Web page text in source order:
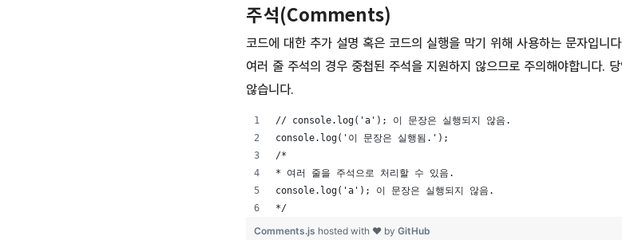
주석(Comments)
코드에 대한 추가 설명 혹은 코드의 실행을 막기 위해 사용하는 문자입니
여러 줄 주석의 경우 중첩된 주석을 지원하지 않으므로 주의해야합니다.
않습니다.
// console.log('a'); 이 문장은 실행되지 않음.
console.log('이 문장은 실행됨.');
/*
* 여러 줄을 주석으로 처리할 수 있음.
console.log('a'); 이 문장은 실행되지 않음.
*/
Comments.js hosted with ❤ by GitHub